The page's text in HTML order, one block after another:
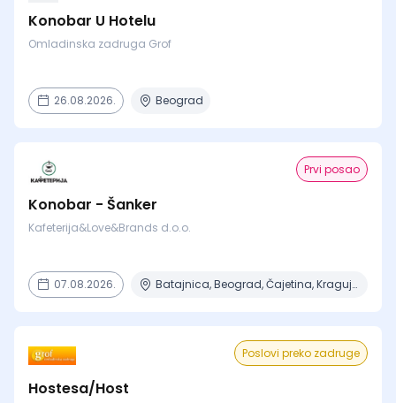
Konobar U Hotelu
Omladinska zadruga Grof
26.08.2026. Beograd
Prvi posao
Konobar - Šanker
Kafeterija&Love&Brands d.o.o.
07.08.2026. Batajnica, Beograd, Čajetina, Kragujevac, Niš + 5 mesta
Poslovi preko zadruge
Hostesa/Host